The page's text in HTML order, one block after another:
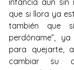
infancia aún sin
que si llora ya
también que
perdóname”,
para quejarte,
cambiar su